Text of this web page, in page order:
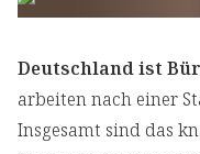
Deutschland ist
arbeiten nach einer
Insgesamt sind das